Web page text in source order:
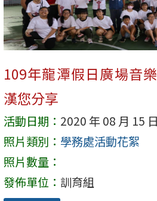
109年龍潭假日廣場音
漢您分享
活動日期： 2020 年 08 月 15 日
照片類別： 學務處活動花絮
照片數量：
發佈單位： 訓育組